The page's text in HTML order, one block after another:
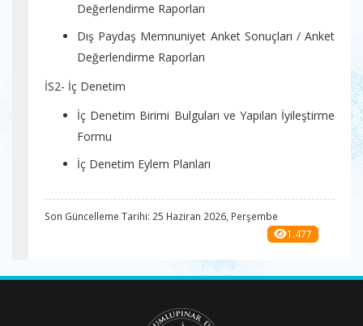
Değerlendirme Raporları
Dış Paydaş Memnuniyet Anket Sonuçları / Anket
Değerlendirme Raporları
İS2- İç Denetim
İç Denetim Birimi Bulguları ve Yapılan İyileştirme
Formu
İç Denetim Eylem Planları
Son Güncelleme Tarihi: 25 Haziran 2026, Perşembe
1.477